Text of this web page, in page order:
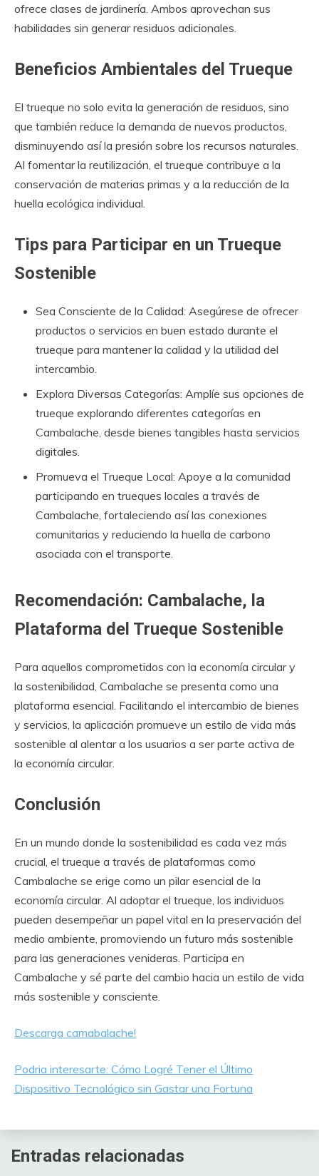
ofrece clases de jardinería. Ambos aprovechan sus
habilidades sin generar residuos adicionales.
Beneficios Ambientales del Trueque
El trueque no solo evita la generación de residuos, sino
que también reduce la demanda de nuevos productos,
disminuyendo así la presión sobre los recursos naturales.
Al fomentar la reutilización, el trueque contribuye a la
conservación de materias primas y a la reducción de la
huella ecológica individual.
Tips para Participar en un Trueque
Sostenible
Sea Consciente de la Calidad: Asegúrese de ofrecer
productos o servicios en buen estado durante el
trueque para mantener la calidad y la utilidad del
intercambio.
Explora Diversas Categorías: Amplíe sus opciones de
trueque explorando diferentes categorías en
Cambalache, desde bienes tangibles hasta servicios
digitales.
Promueva el Trueque Local: Apoye a la comunidad
participando en trueques locales a través de
Cambalache, fortaleciendo así las conexiones
comunitarias y reduciendo la huella de carbono
asociada con el transporte.
Recomendación: Cambalache, la
Plataforma del Trueque Sostenible
Para aquellos comprometidos con la economía circular y
la sostenibilidad, Cambalache se presenta como una
plataforma esencial. Facilitando el intercambio de bienes
y servicios, la aplicación promueve un estilo de vida más
sostenible al alentar a los usuarios a ser parte activa de
la economía circular.
Conclusión
En un mundo donde la sostenibilidad es cada vez más
crucial, el trueque a través de plataformas como
Cambalache se erige como un pilar esencial de la
economía circular. Al adoptar el trueque, los individuos
pueden desempeñar un papel vital en la preservación del
medio ambiente, promoviendo un futuro más sostenible
para las generaciones venideras. Participa en
Cambalache y sé parte del cambio hacia un estilo de vida
más sostenible y consciente.
Descarga camabalache!
Podria interesarte: Cómo Logré Tener el Último
Dispositivo Tecnológico sin Gastar una Fortuna
Entradas relacionadas